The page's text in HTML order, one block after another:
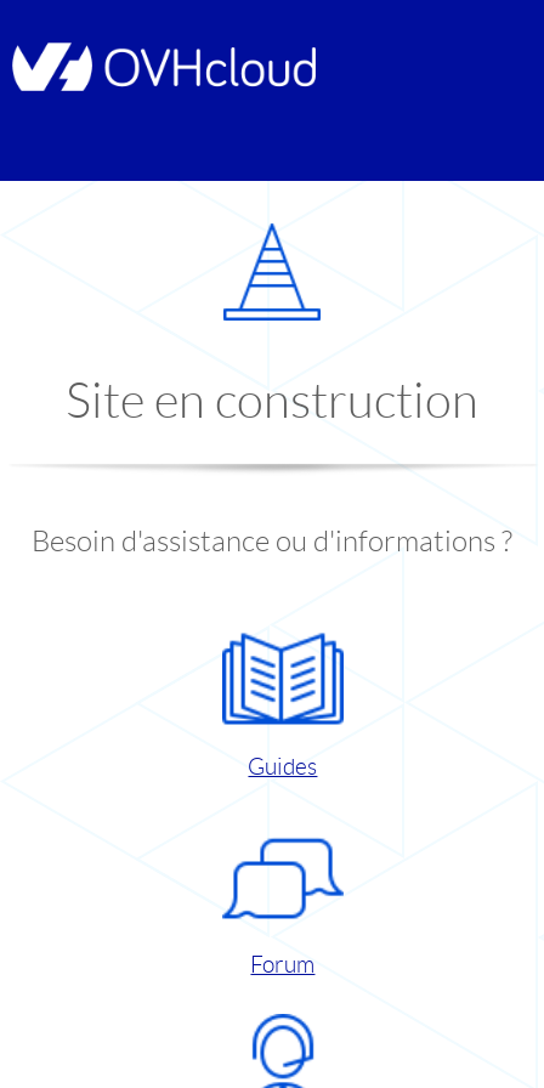
Site en construction
Besoin d'assistance ou d'informations ?
Guides
Forum